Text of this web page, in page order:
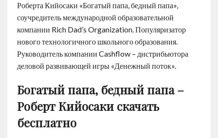
Роберта Кийосаки «Богатый папа, бедный папа»,
соучредитель международной образовательной
компании Rich Dad’s Organization. Популяризатор
нового технологичного школьного образования.
Руководитель компании Cashflow – дистрибьютора
деловой развивающей игры «Денежный поток».
Богатый папа, бедный папа –
Роберт Кийосаки скачать
бесплатно